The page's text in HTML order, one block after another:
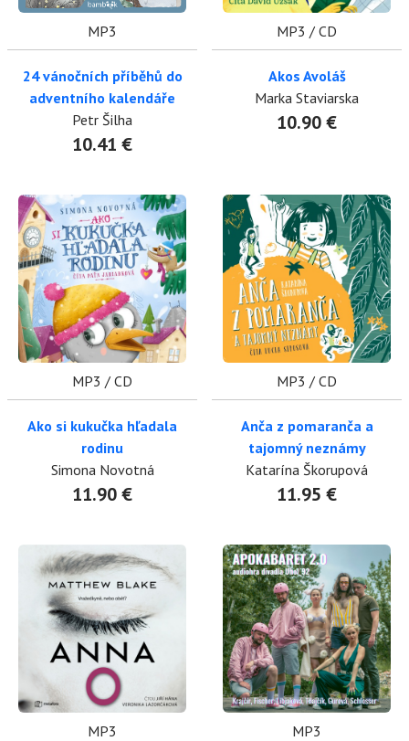
MP3
24 vánočních příběhů do
adventního kalendáře
Petr Šilha
10.41 €
MP3 / CD
Akos Avoláš
Marka Staviarska
10.90 €
MP3 / CD
Ako si kukučka hľadala
rodinu
Simona Novotná
11.90 €
MP3 / CD
Anča z pomaranča a
tajomný neznámy
Katarína Škorupová
11.95 €
MP3 MP3